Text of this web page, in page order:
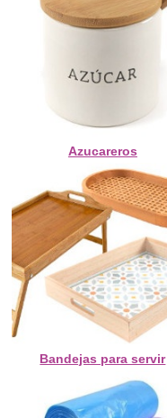
Azucareros
Bandejas para servir